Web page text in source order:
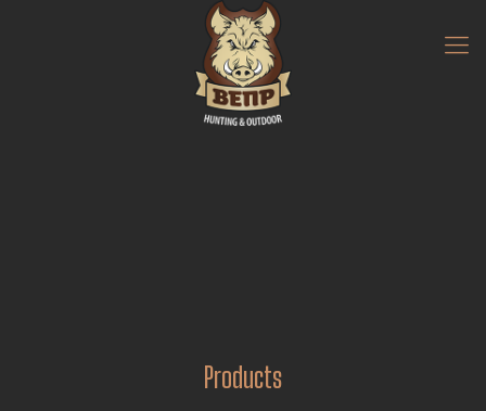
Products